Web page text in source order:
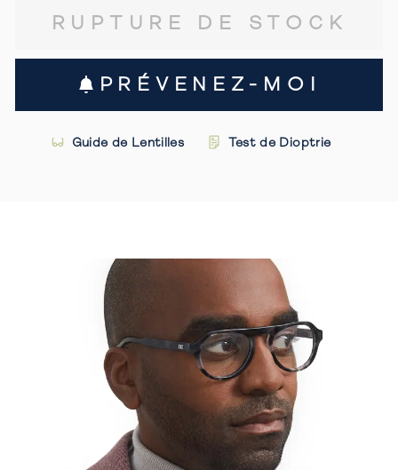
RUPTURE DE STOCK
PRÉVENEZ-MOI
Guide de Lentilles Test de Dioptrie